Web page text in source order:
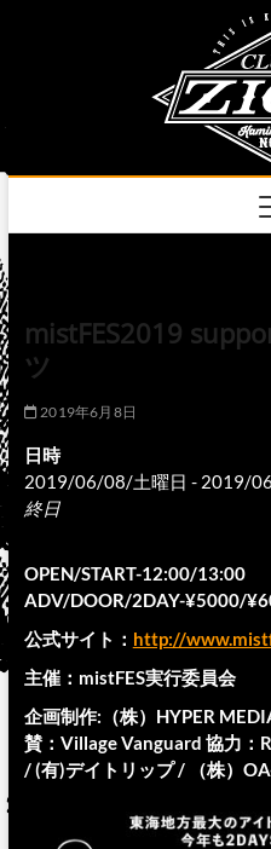
mistFES2019
ツ
2019年6月8日
日時
2019/06/08/土曜日 - 2019/
終日
OPEN/START-12:00/13:00
ADV/DOOR/2DAY-¥5000/
公式サイト： http://
主催：mistFES実行委員会
企画制作:（株）HYPER
賛：Village Vanguard 協力：
/ (有)デイトリップ / （株）